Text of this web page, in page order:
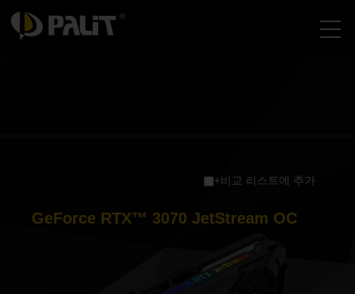
+비교 리스트에 추가
GeForce RTX™ 3070 JetStream OC